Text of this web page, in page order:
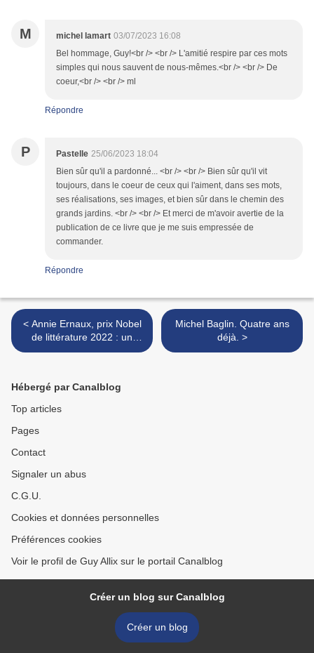
M michel lamart 03/07/2023 16:08
Bel hommage, Guy!<br /> <br /> L'amitié respire par ces mots
simples qui nous sauvent de nous-mêmes.<br /> <br /> De
coeur,<br /> <br /> ml
Répondre
P Pastelle 25/06/2023 18:04
Bien sûr qu'il a pardonné... <br /> <br /> Bien sûr qu'il vit
toujours, dans le coeur de ceux qui l'aiment, dans ses mots,
ses réalisations, ses images, et bien sûr dans le chemin des
grands jardins. <br /> <br /> Et merci de m'avoir avertie de la
publication de ce livre que je me suis empressée de
commander.
Répondre
< Annie Ernaux, prix Nobel
de littérature 2022 : un
bonheur pour ses lecteurs
Michel Baglin. Quatre ans
déjà. >
Hébergé par Canalblog
Top articles
Pages
Contact
Signaler un abus
C.G.U.
Cookies et données personnelles
Préférences cookies
Voir le profil de Guy Allix sur le portail Canalblog
Créer un blog sur Canalblog
Créer un blog